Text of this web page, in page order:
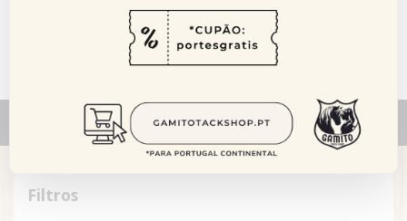
navegação
Filtros